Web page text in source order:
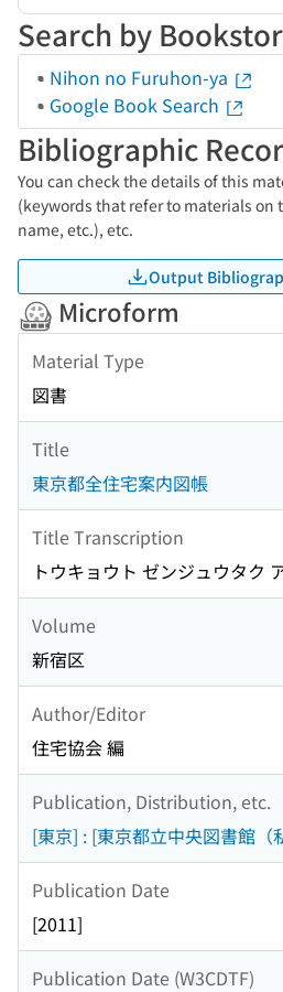
Search by
Nihon no Furuhon-ya
Google Book Search
Bibliographic
You can check the details of this
(keywords that refer to materials on
name, etc.), etc.
Output
Microform
Material Type
図書
Title
東京都全住宅案内図帳
Title Transcription
トウキョウト ゼンジュウタク
Volume
新宿区
Author/Editor
住宅協会 編
Publication, Distribution, etc.
[東京] : [東京都立中央図書館（
Publication Date
[2011]
Publication Date (W3CDTF)